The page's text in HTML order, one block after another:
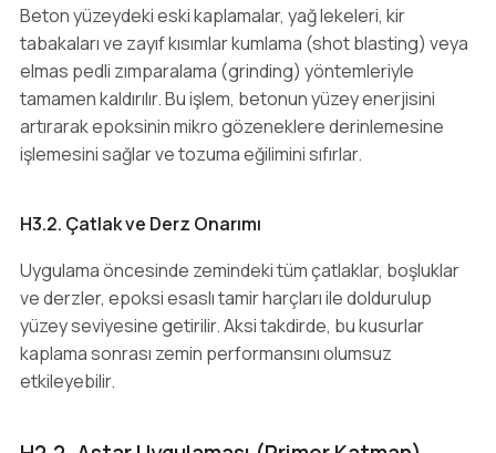
Beton yüzeydeki eski kaplamalar, yağ lekeleri, kir
tabakaları ve zayıf kısımlar kumlama (shot blasting) veya
elmas pedli zımparalama (grinding) yöntemleriyle
tamamen kaldırılır. Bu işlem, betonun yüzey enerjisini
artırarak epoksinin mikro gözeneklere derinlemesine
işlemesini sağlar ve tozuma eğilimini sıfırlar.
H3.2. Çatlak ve Derz Onarımı
Uygulama öncesinde zemindeki tüm çatlaklar, boşluklar
ve derzler, epoksi esaslı tamir harçları ile doldurulup
yüzey seviyesine getirilir. Aksi takdirde, bu kusurlar
kaplama sonrası zemin performansını olumsuz
etkileyebilir.